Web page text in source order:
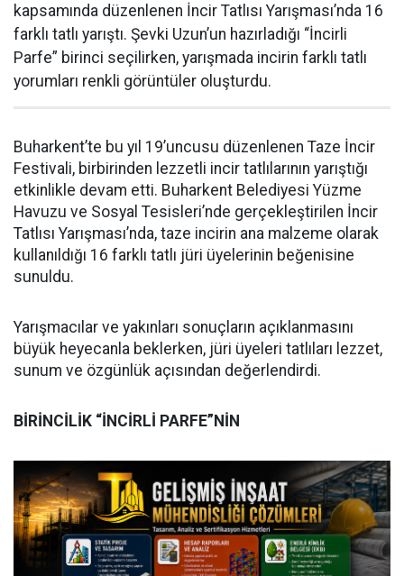
kapsamında düzenlenen İncir Tatlısı Yarışması’nda 16
farklı tatlı yarıştı. Şevki Uzun’un hazırladığı “İncirli
Parfe” birinci seçilirken, yarışmada incirin farklı tatlı
yorumları renkli görüntüler oluşturdu.
Buharkent’te bu yıl 19’uncusu düzenlenen Taze İncir
Festivali, birbirinden lezzetli incir tatlılarının yarıştığı
etkinlikle devam etti. Buharkent Belediyesi Yüzme
Havuzu ve Sosyal Tesisleri’nde gerçekleştirilen İncir
Tatlısı Yarışması’nda, taze incirin ana malzeme olarak
kullanıldığı 16 farklı tatlı jüri üyelerinin beğenisine
sunuldu.
Yarışmacılar ve yakınları sonuçların açıklanmasını
büyük heyecanla beklerken, jüri üyeleri tatlıları lezzet,
sunum ve özgünlük açısından değerlendirdi.
BİRİNCİLİK “İNCİRLİ PARFE”NİN